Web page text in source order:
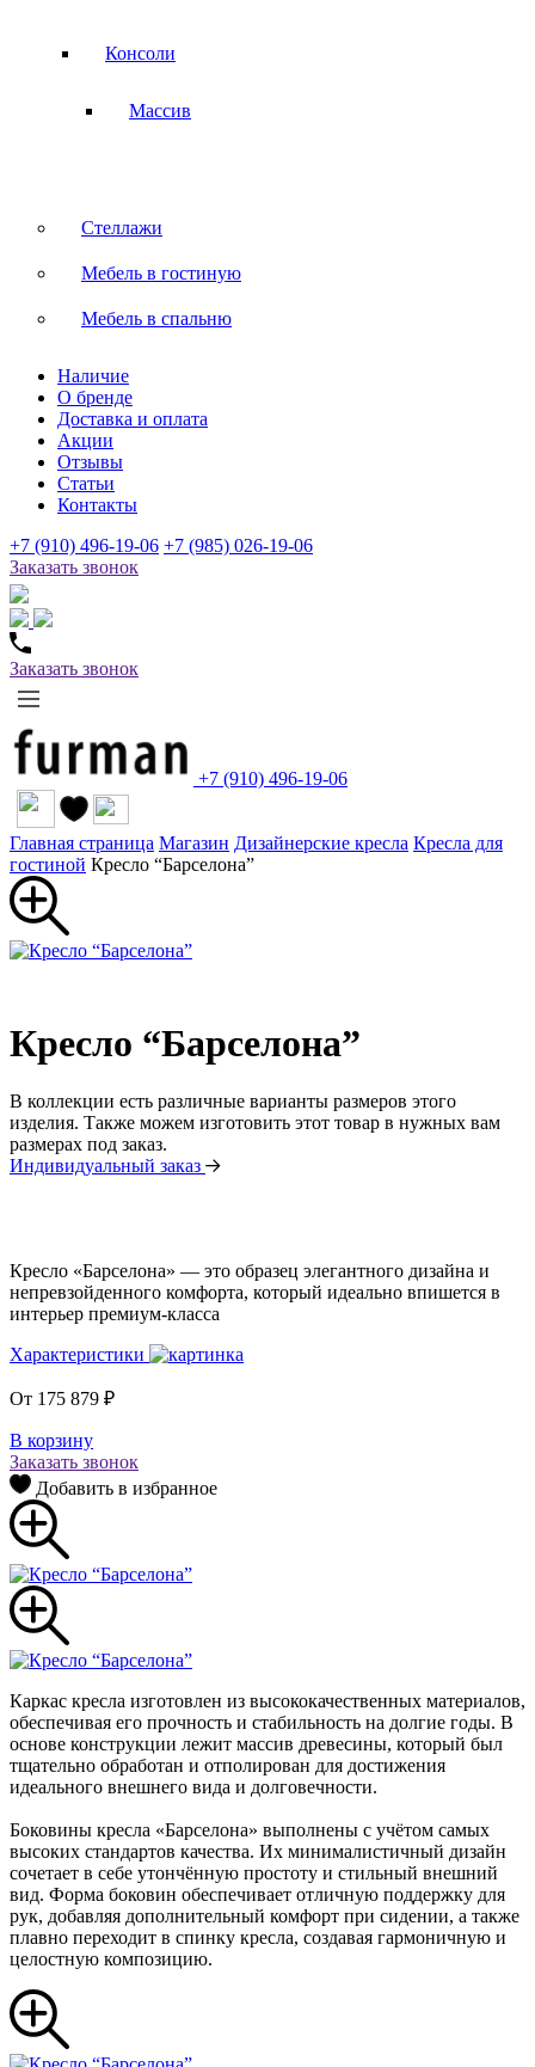
Консоли
Массив
Стеллажи
Мебель в гостиную
Мебель в спальню
Наличие
О бренде
Доставка и оплата
Акции
Отзывы
Статьи
Контакты
+7 (910) 496-19-06 +7 (985) 026-19-06
Заказать звонок
Заказать звонок
+7 (910) 496-19-06
Главная страница Магазин Дизайнерские кресла Кресла для
гостиной Кресло “Барселона”
Кресло “Барселона”
В коллекции есть различные варианты размеров этого
изделия. Также можем изготовить этот товар в нужных вам
размерах под заказ.
Индивидуальный заказ
Кресло «Барселона» — это образец элегантного дизайна и
непревзойденного комфорта, который идеально впишется в
интерьер премиум-класса
Характеристики
От 175 879 ₽
В корзину
Заказать звонок
Добавить в избранное
Каркас кресла изготовлен из высококачественных материалов,
обеспечивая его прочность и стабильность на долгие годы. В
основе конструкции лежит массив древесины, который был
тщательно обработан и отполирован для достижения
идеального внешнего вида и долговечности.
Боковины кресла «Барселона» выполнены с учётом самых
высоких стандартов качества. Их минималистичный дизайн
сочетает в себе утончённую простоту и стильный внешний
вид. Форма боковин обеспечивает отличную поддержку для
рук, добавляя дополнительный комфорт при сидении, а также
плавно переходит в спинку кресла, создавая гармоничную и
целостную композицию.